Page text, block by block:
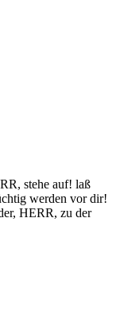
stehe auf! laß
werden vor dir!
HERR, zu der